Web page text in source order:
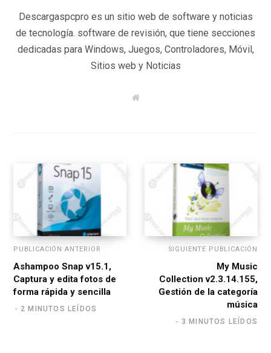
Descargaspcpro es un sitio web de software y noticias
de tecnología. software de revisión, que tiene secciones
dedicadas para Windows, Juegos, Controladores, Móvil,
Sitios web y Noticias
W
PUBLICACIÓN ANTERIOR
Ashampoo Snap v15.1,
Captura y edita fotos de
forma rápida y sencilla
2 MINUTOS LEÍDOS
SIGUIENTE PUBLICACIÓN
My Music
Collection v2.3.14.155,
Gestión de la categoría
música
3 MINUTOS LEÍDOS